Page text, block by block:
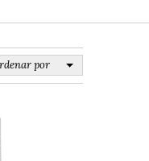
por